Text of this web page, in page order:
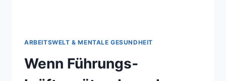
ARBEITSWELT & MENTALE GESUNDHEIT
Wenn Führungs­